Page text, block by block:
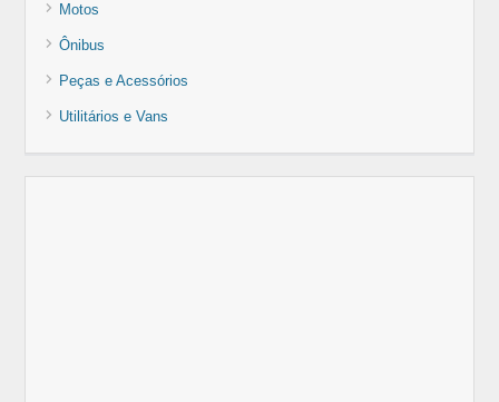
Motos
Ônibus
Peças e Acessórios
Utilitários e Vans